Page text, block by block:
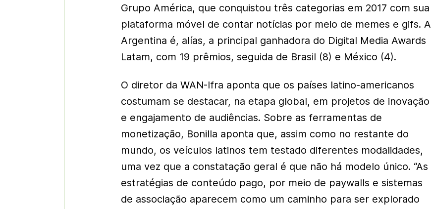
Grupo América, que conquistou três categorias em 2017 com sua
plataforma móvel de contar notícias por meio de memes e gifs. A
Argentina é, alías, a principal ganhadora do Digital Media Awards
Latam, com 19 prêmios, seguida de Brasil (8) e México (4).
O diretor da WAN-Ifra aponta que os países latino-americanos
costumam se destacar, na etapa global, em projetos de inovação
e engajamento de audiências. Sobre as ferramentas de
monetização, Bonilla aponta que, assim como no restante do
mundo, os veículos latinos tem testado diferentes modalidades,
uma vez que a constatação geral é que não há modelo único. “As
estratégias de conteúdo pago, por meio de paywalls e sistemas
de associação aparecem como um caminho para ser explorado